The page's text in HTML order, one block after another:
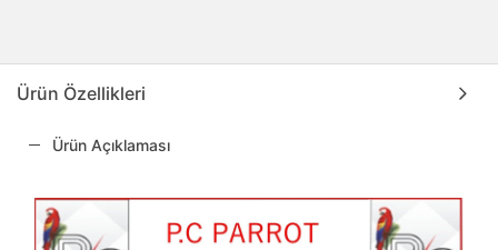
Ürün Özellikleri
Ürün Açıklaması